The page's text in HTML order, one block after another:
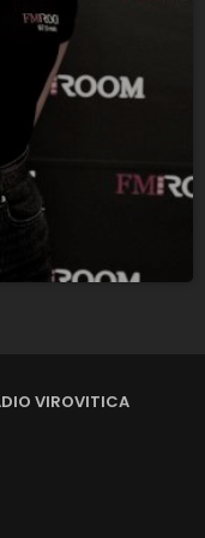
VIROVITICA